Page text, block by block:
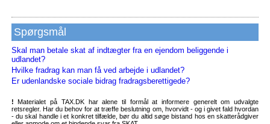
Spørgsmål
Skal man betale skat af indtægter fra en ejendom beliggende i
udlandet?
Hvilke fradrag kan man få ved arbejde i udlandet?
Er udenlandske sociale bidrag fradragsberettigede?
! Materialet på TAX.DK har alene til formål at informere generelt om udvalgte
retsregler. Har du behov for at træffe beslutning om, hvorvidt - og i givet fald hvordan
- du skal handle i et konkret tilfælde, bør du altid søge bistand hos en skatterådgiver